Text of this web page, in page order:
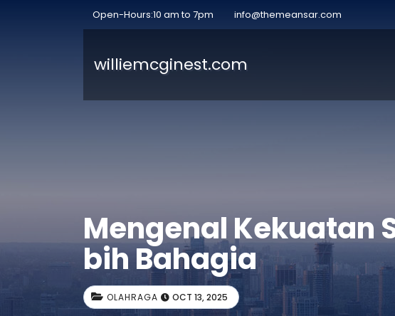
Open-Hours:10 am to 7pm info@themeansar.com
williemcginest.com
Mengenal Kekuatan
bih Bahagia
OLAHRAGA OCT 13, 2025